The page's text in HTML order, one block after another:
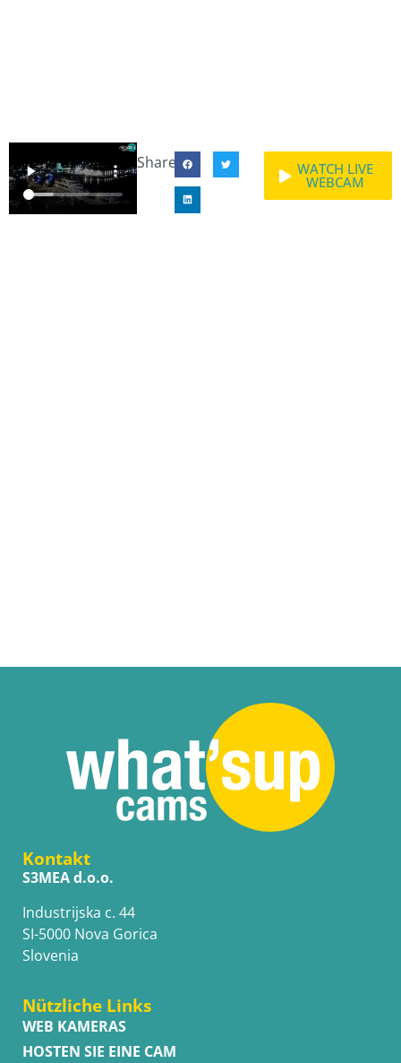
Share: WATCH LIVE
WEBCAM
Kontakt
S3MEA d.o.o.
Industrijska c. 44
SI-5000 Nova Gorica
Slovenia
Nützliche Links
WEB KAMERAS
HOSTEN SIE EINE CAM